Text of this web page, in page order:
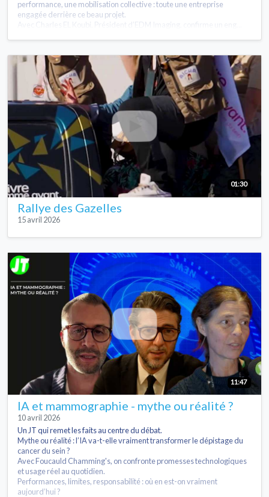
performance, une mobilisation collective : toute une entreprise
engagée derrière ce beau projet.
Avec Charles EL Koubi, Président d’EDM Imaging, confirme un eng...
01:30
Rallye des Gazelles
15 avril 2026
11:47
IA et mammographie - mythe ou réalité ?
10 avril 2026
Un JT qui remet les faits au centre du débat.
Mythe ou réalité : l’IA va-t-elle vraiment transformer le dépistage du
cancer du sein ?
Avec Foucauld Chamming's, on confronte promesses technologiques
et usage réel au quotidien.
Performances, limites, responsabilité : où en est-on vraiment
aujourd’hui ?